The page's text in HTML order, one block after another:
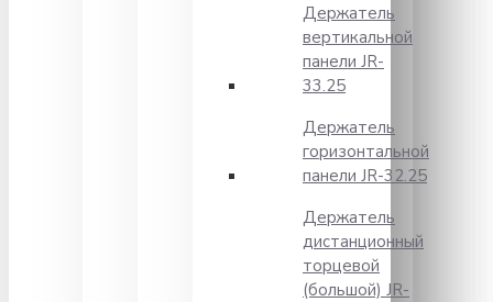
Держатель
вертикальной
панели JR-
33.25
Держатель
горизонтальной
панели JR-32.25
Держатель
дистанционный
торцевой
(большой) JR-